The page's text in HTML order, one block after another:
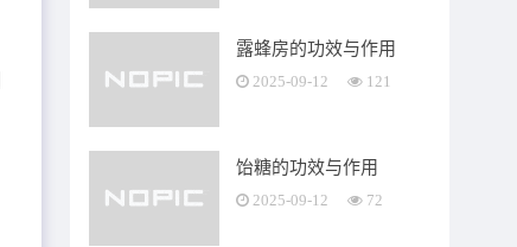
露蜂房的功效与作用
2025-09-12 121
饴糖的功效与作用
2025-09-12 72